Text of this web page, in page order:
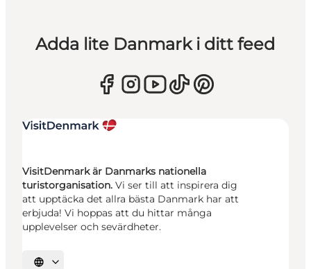
Adda lite Danmark i ditt feed
VisitDenmark är Danmarks nationella
turistorganisation. Vi ser till att inspirera dig
att upptäcka det allra bästa Danmark har att
erbjuda! Vi hoppas att du hittar många
upplevelser och sevärdheter.
Välj språk